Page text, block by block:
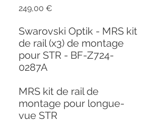
249,00 €
Swarovski Optik - MRS kit
de rail (x3) de montage
pour STR - BF-Z724-
0287A
MRS kit de rail de
montage pour longue-
vue STR